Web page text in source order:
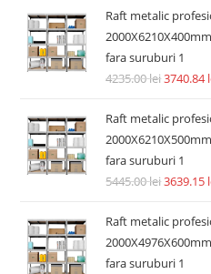
Raft metalic
fara suruburi 1
4235.00lei3740.84
Raft metalic
fara suruburi 1
5445.00lei3639.15
Raft metalic
fara suruburi 1